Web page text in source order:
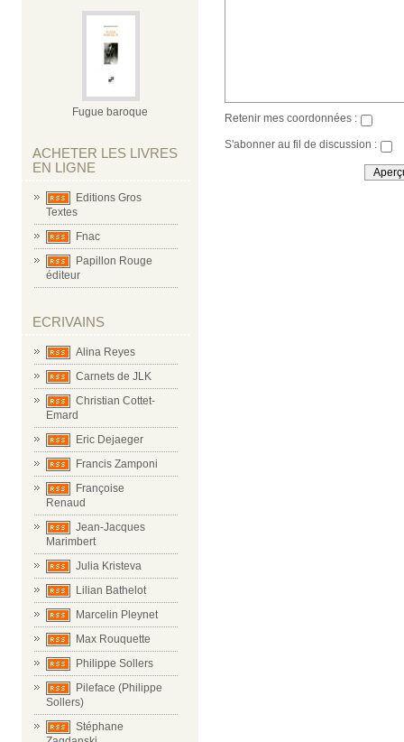
Fugue baroque
ACHETER LES LIVRES
EN LIGNE
Editions Gros
Textes
Fnac
Papillon Rouge
éditeur
ECRIVAINS
Alina Reyes
Carnets de JLK
Christian Cottet-
Emard
Eric Dejaeger
Francis Zamponi
Françoise
Renaud
Jean-Jacques
Marimbert
Julia Kristeva
Lilian Bathelot
Marcelin Pleynet
Max Rouquette
Philippe Sollers
Pileface (Philippe
Sollers)
Stéphane
Retenir mes coordonnées :
S'abonner au fil de discussion :